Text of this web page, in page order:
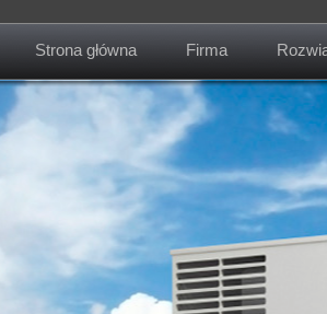
Strona główna Firma
O firmie
Kontakt